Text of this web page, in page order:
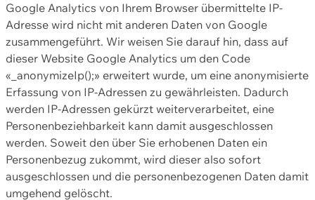
Google Analytics von Ihrem Browser übermittelte IP-
Adresse wird nicht mit anderen Daten von Google
zusammengeführt. Wir weisen Sie darauf hin, dass auf
dieser Website Google Analytics um den Code
«_anonymizeIp();» erweitert wurde, um eine anonymisierte
Erfassung von IP-Adressen zu gewährleisten. Dadurch
werden IP-Adressen gekürzt weiterverarbeitet, eine
Personenbeziehbarkeit kann damit ausgeschlossen
werden. Soweit den über Sie erhobenen Daten ein
Personenbezug zukommt, wird dieser also sofort
ausgeschlossen und die personenbezogenen Daten damit
umgehend gelöscht.